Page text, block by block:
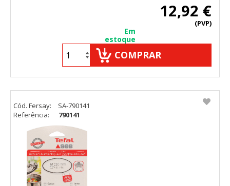
12,92 €
(PVP)
Em
estoque
COMPRAR
Cód. Fersay:
SA-790141
Referência:
790141